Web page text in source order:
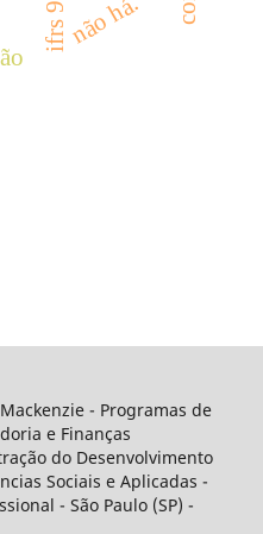
ifrs 9não há.
- Programas de
e Finanças
do Desenvolvimento
Sociais e Aplicadas -
- São Paulo (SP) -